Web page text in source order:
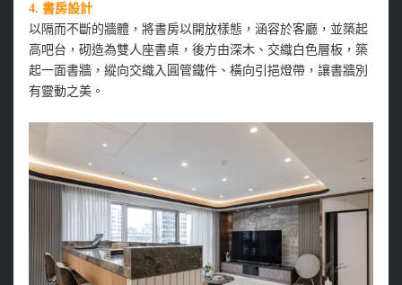
4. 書房設計
以隔而不斷的牆體，將書房以開放樣態，涵容於客廳，並築起
高吧台，砌造為雙人座書桌，後方由深木、交織白色層板，築
起一面書牆，縱向交織入圓管鐵件、橫向引挹燈帶，讓書牆別
有靈動之美。